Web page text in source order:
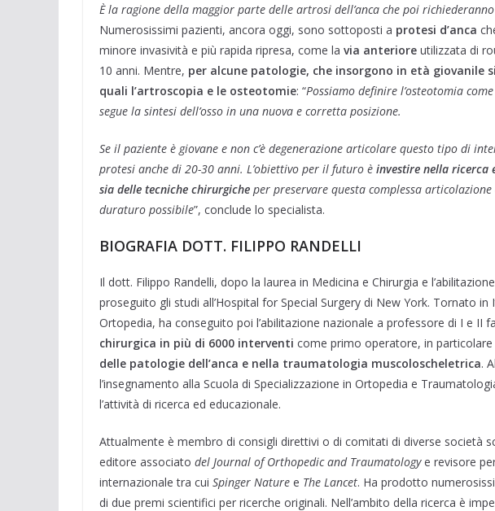
È la ragione della maggior parte delle artrosi dell’anca che poi
Numerosissimi pazienti, ancora oggi, sono sottoposti a protesi d’anca
minore invasività e più rapida ripresa, come la via anteriore utilizzata di
10 anni. Mentre, per alcune patologie, che insorgono in età giovanile
quali l’artroscopia e le osteotomie: “Possiamo definire l’osteotomia
segue la sintesi dell’osso in una nuova e corretta posizione.
Se il paziente è giovane e non c’è degenerazione articolare questo tipo di
protesi anche di 20-30 anni. L’obiettivo per il futuro è investire nella ricerca
sia delle tecniche chirurgiche per preservare questa complessa
duraturo possibile”, conclude lo specialista.
BIOGRAFIA DOTT. FILIPPO RANDELLI
Il dott. Filippo Randelli, dopo la laurea in Medicina e Chirurgia e
proseguito gli studi all’Hospital for Special Surgery di New York. Tornato
Ortopedia, ha conseguito poi l’abilitazione nazionale a professore di I e II
chirurgica in più di 6000 interventi come primo operatore, in particolare
delle patologie dell’anca e nella traumatologia muscoloscheletrica.
l’insegnamento alla Scuola di Specializzazione in Ortopedia e
l’attività di ricerca ed educazionale.
Attualmente è membro di consigli direttivi o di comitati di diverse società
editore associato del Journal of Orthopedic and Traumatologye revisore
internazionale tra cui Spinger Nature e The Lancet. Ha prodotto
di due premi scientifici per ricerche originali. Nell’ambito della ricerca è